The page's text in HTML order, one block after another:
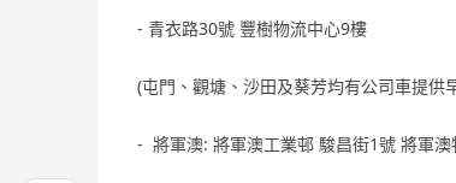
- 青衣路30號 豐樹物流中心9樓
(屯門、觀塘、沙田及葵芳均有公司車提
- 將軍澳: 將軍澳工業邨 駿昌街1號 將軍澳